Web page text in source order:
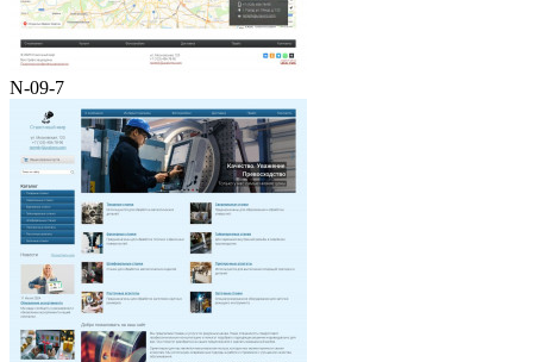
N-09-7